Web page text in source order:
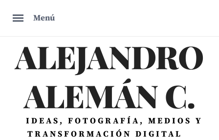
Menú
ALEJANDRO
ALEMÁN C.
IDEAS, FOTOGRAFÍA, MEDIOS Y
TRANSFORMACIÓN DIGITAL